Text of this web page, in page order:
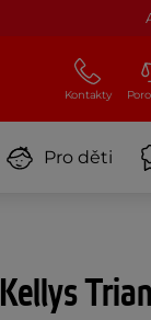
Kontakty
Pro děti